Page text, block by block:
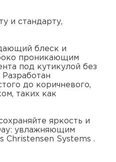
и стандарту,
блеск и
проникающим
под кутикулой без
до коричневого,
таких как
яркость и
увлажняющим
Systems .